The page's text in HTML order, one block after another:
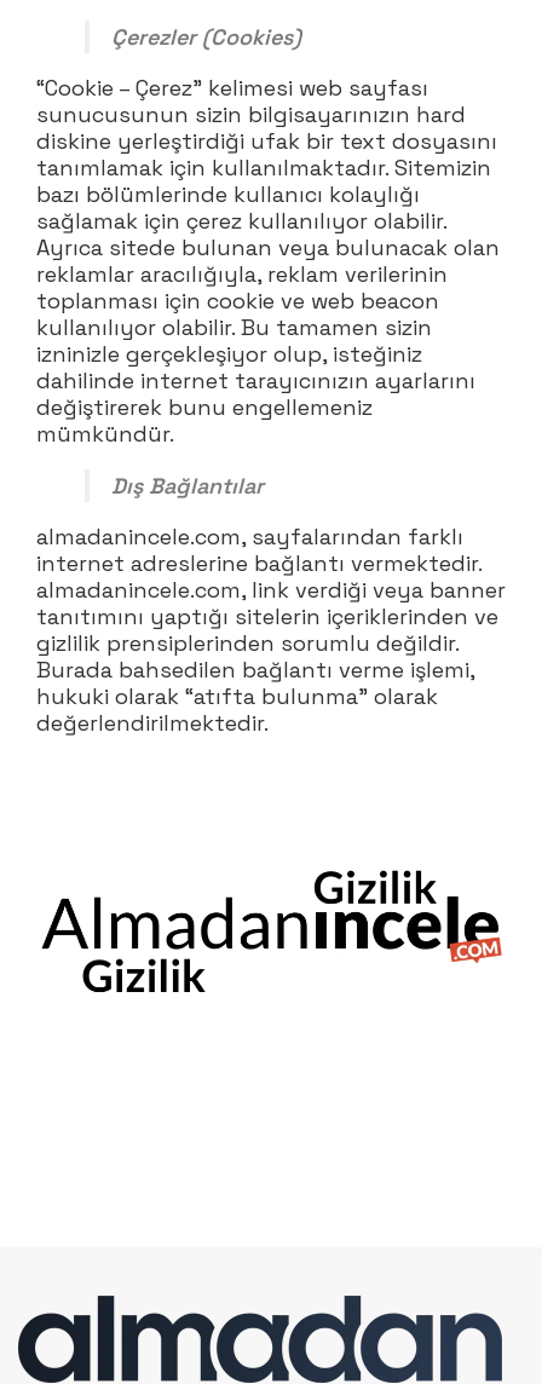
Çerezler (Cookies)
“Cookie – Çerez” kelimesi web sayfası
sunucusunun sizin bilgisayarınızın hard
diskine yerleştirdiği ufak bir text dosyasını
tanımlamak için kullanılmaktadır. Sitemizin
bazı bölümlerinde kullanıcı kolaylığı
sağlamak için çerez kullanılıyor olabilir.
Ayrıca sitede bulunan veya bulunacak olan
reklamlar aracılığıyla, reklam verilerinin
toplanması için cookie ve web beacon
kullanılıyor olabilir. Bu tamamen sizin
izninizle gerçekleşiyor olup, isteğiniz
dahilinde internet tarayıcınızın ayarlarını
değiştirerek bunu engellemeniz
mümkündür.
Dış Bağlantılar
almadanincele.com, sayfalarından farklı
internet adreslerine bağlantı vermektedir.
almadanincele.com, link verdiği veya banner
tanıtımını yaptığı sitelerin içeriklerinden ve
gizlilik prensiplerinden sorumlu değildir.
Burada bahsedilen bağlantı verme işlemi,
hukuki olarak “atıfta bulunma” olarak
değerlendirilmektedir.